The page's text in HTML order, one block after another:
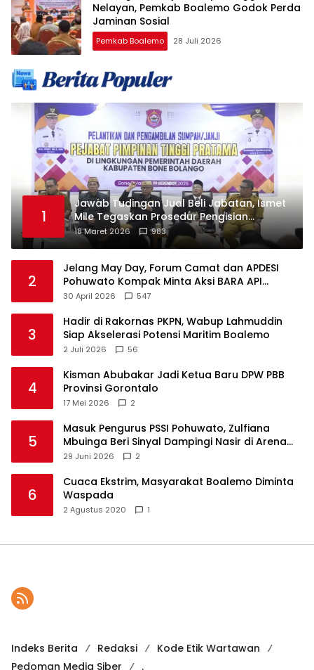
Nelayan, Pemkab Boalemo Godok Perda
Jaminan Sosial
Pemkab Boalemo 28 Juli 2026
1
Jawab Tudingan Jual Beli Jabatan, Ismet
Mile Tegaskan Prosedur Pengisian
Jabatan
18 Maret 2026 983
2
Jelang May Day, Forum Camat dan APDESI
Pohuwato Kompak Minta Aksi BARA API
Ditunda
30 April 2026 547
3
Hadir di Rakornas PKPN, Wabup Lahmuddin
Siap Akselerasi Potensi Maritim Boalemo
2 Juli 2026 56
4
Kisman Abubakar Jadi Ketua Baru DPW PBB
Provinsi Gorontalo
17 Mei 2026 2
5
Masuk Pengurus PSSI Pohuwato, Zulfiana
Mbuinga Beri Sinyal Dampingi Nasir di Arena
Politik ?
29 Juni 2026 2
6
Cuaca Ekstrim, Masyarakat Boalemo Diminta
Waspada
2 Agustus 2020 1
Indeks Berita Redaksi
Kode Etik Wartawan
Pedoman Media Siber
.